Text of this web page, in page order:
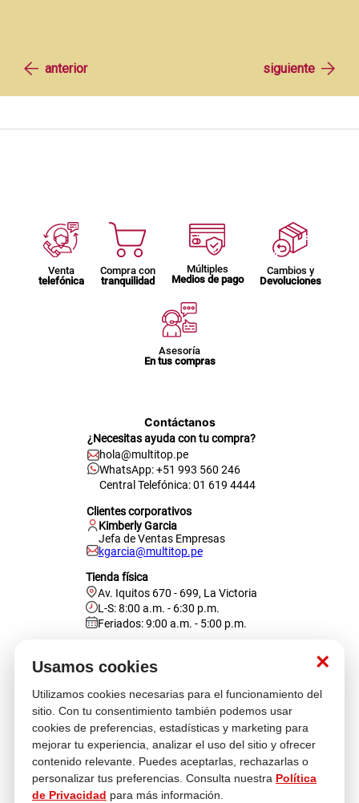
×
Usamos cookies
Utilizamos cookies necesarias para el funcionamiento del
sitio. Con tu consentimiento también podemos usar
cookies de preferencias, estadísticas y marketing para
mejorar tu experiencia, analizar el uso del sitio y ofrecer
contenido relevante. Puedes aceptarlas, rechazarlas o
personalizar tus preferencias. Consulta nuestra Política
de Privacidad para más información.
Venta
telefónica
Compra con
tranquilidad
Múltiples
Medios de pago
Cambios y
Devoluciones
Asesoría
En tus compras
Contáctanos
¿Necesitas ayuda con tu compra?
hola@multitop.pe
WhatsApp: +51 993 560 246
Central Telefónica: 01 619 4444
Clientes corporativos
Kimberly Garcia
Jefa de Ventas Empresas
kgarcia@multitop.pe
Tienda física
Av. Iquitos 670 - 699, La Victoria
L-S: 8:00 a.m. - 6:30 p.m.
Feriados: 9:00 a.m. - 5:00 p.m.
Atención al cliente
Descubre más